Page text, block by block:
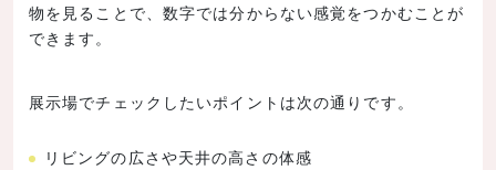
物を見ることで、数字では分からない感覚をつかむことが
できます。
展示場でチェックしたいポイントは次の通りです。
リビングの広さや天井の高さの体感